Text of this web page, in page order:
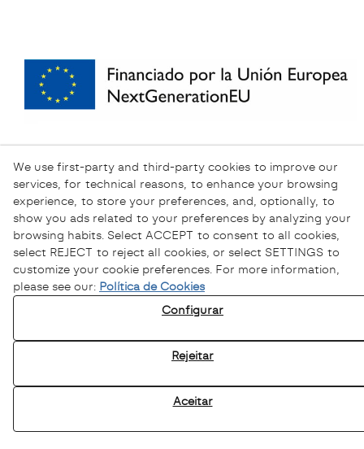
Canal Ético
We use first-party and third-party cookies to improve our
services, for technical reasons, to enhance your browsing
experience, to store your preferences, and, optionally, to
show you ads related to your preferences by analyzing your
browsing habits. Select ACCEPT to consent to all cookies,
select REJECT to reject all cookies, or select SETTINGS to
customize your cookie preferences. For more information,
please see our: Política de Cookies
Configurar
Rejeitar
Aceitar